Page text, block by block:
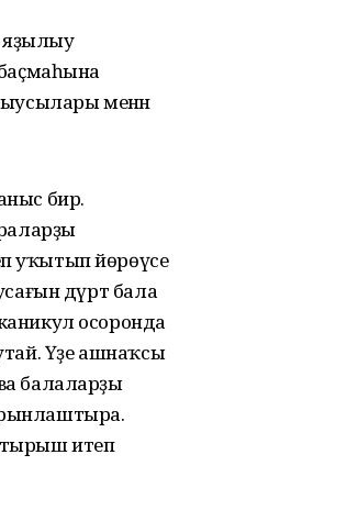
яҙылыу
менән
бирә.
уҡытып йөрөүсе
дүрт бала
осоронда
утай. Үҙе ашнаҡсы
балаларҙы
тырыш итеп